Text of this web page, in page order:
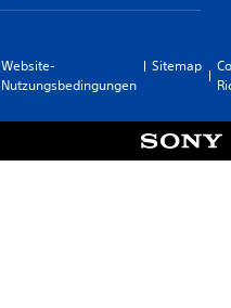
Website-
Nutzungsbedingungen
Sitemap